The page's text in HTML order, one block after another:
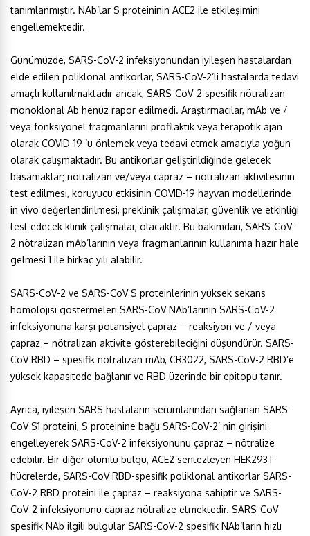
tanımlanmıştır. NAb’lar S proteininin ACE2 ile etkileşimini
engellemektedir.
Günümüzde, SARS-CoV-2 infeksiyonundan iyileşen hastalardan
elde edilen poliklonal antikorlar, SARS-CoV-2’li hastalarda tedavi
amaçlı kullanılmaktadır ancak, SARS-CoV-2 spesifik nötralizan
monoklonal Ab henüz rapor edilmedi. Araştırmacılar, mAb ve /
veya fonksiyonel fragmanlarını profilaktik veya terapötik ajan
olarak COVID-19 ‘u önlemek veya tedavi etmek amacıyla yoğun
olarak çalışmaktadır. Bu antikorlar geliştirildiğinde gelecek
basamaklar; nötralizan ve/veya çapraz – nötralizan aktivitesinin
test edilmesi, koruyucu etkisinin COVID-19 hayvan modellerinde
in vivo değerlendirilmesi, preklinik çalışmalar, güvenlik ve etkinliği
test edecek klinik çalışmalar, olacaktır. Bu bakımdan, SARS-CoV-
2 nötralizan mAb’larının veya fragmanlarının kullanıma hazır hale
gelmesi 1 ile birkaç yılı alabilir.
SARS-CoV-2 ve SARS-CoV S proteinlerinin yüksek sekans
homolojisi göstermeleri SARS-CoV NAb’larının SARS-CoV-2
infeksiyonuna karşı potansiyel çapraz – reaksiyon ve / veya
çapraz – nötralizan aktivite gösterebileciğini düşündürür. SARS-
CoV RBD – spesifik nötralizan mAb, CR3022, SARS-CoV-2 RBD’e
yüksek kapasitede bağlanır ve RBD üzerinde bir epitopu tanır.
Ayrıca, iyileşen SARS hastaların serumlarından sağlanan SARS-
CoV S1 proteini, S proteinine bağlı SARS-CoV-2’ nin girişini
engelleyerek SARS-CoV-2 infeksiyonunu çapraz – nötralize
edebilir. Bir diğer olumlu bulgu, ACE2 sentezleyen HEK293T
hücrelerde, SARS-CoV RBD-spesifik poliklonal antikorlar SARS-
CoV-2 RBD proteini ile çapraz – reaksiyona sahiptir ve SARS-
CoV-2 infeksiyonunu çapraz nötralize etmektedir. SARS-CoV
spesifik NAb ilgili bulgular SARS-CoV-2 spesifik NAb’ların hızlı